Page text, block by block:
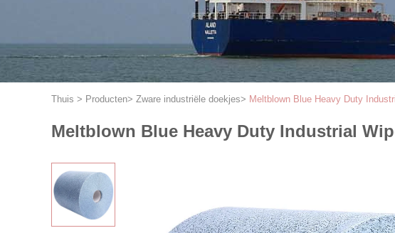
Thuis > Producten> Zware industriële doekjes> Meltblown Blue Heavy Duty
Meltblown Blue Heavy Duty Industrial